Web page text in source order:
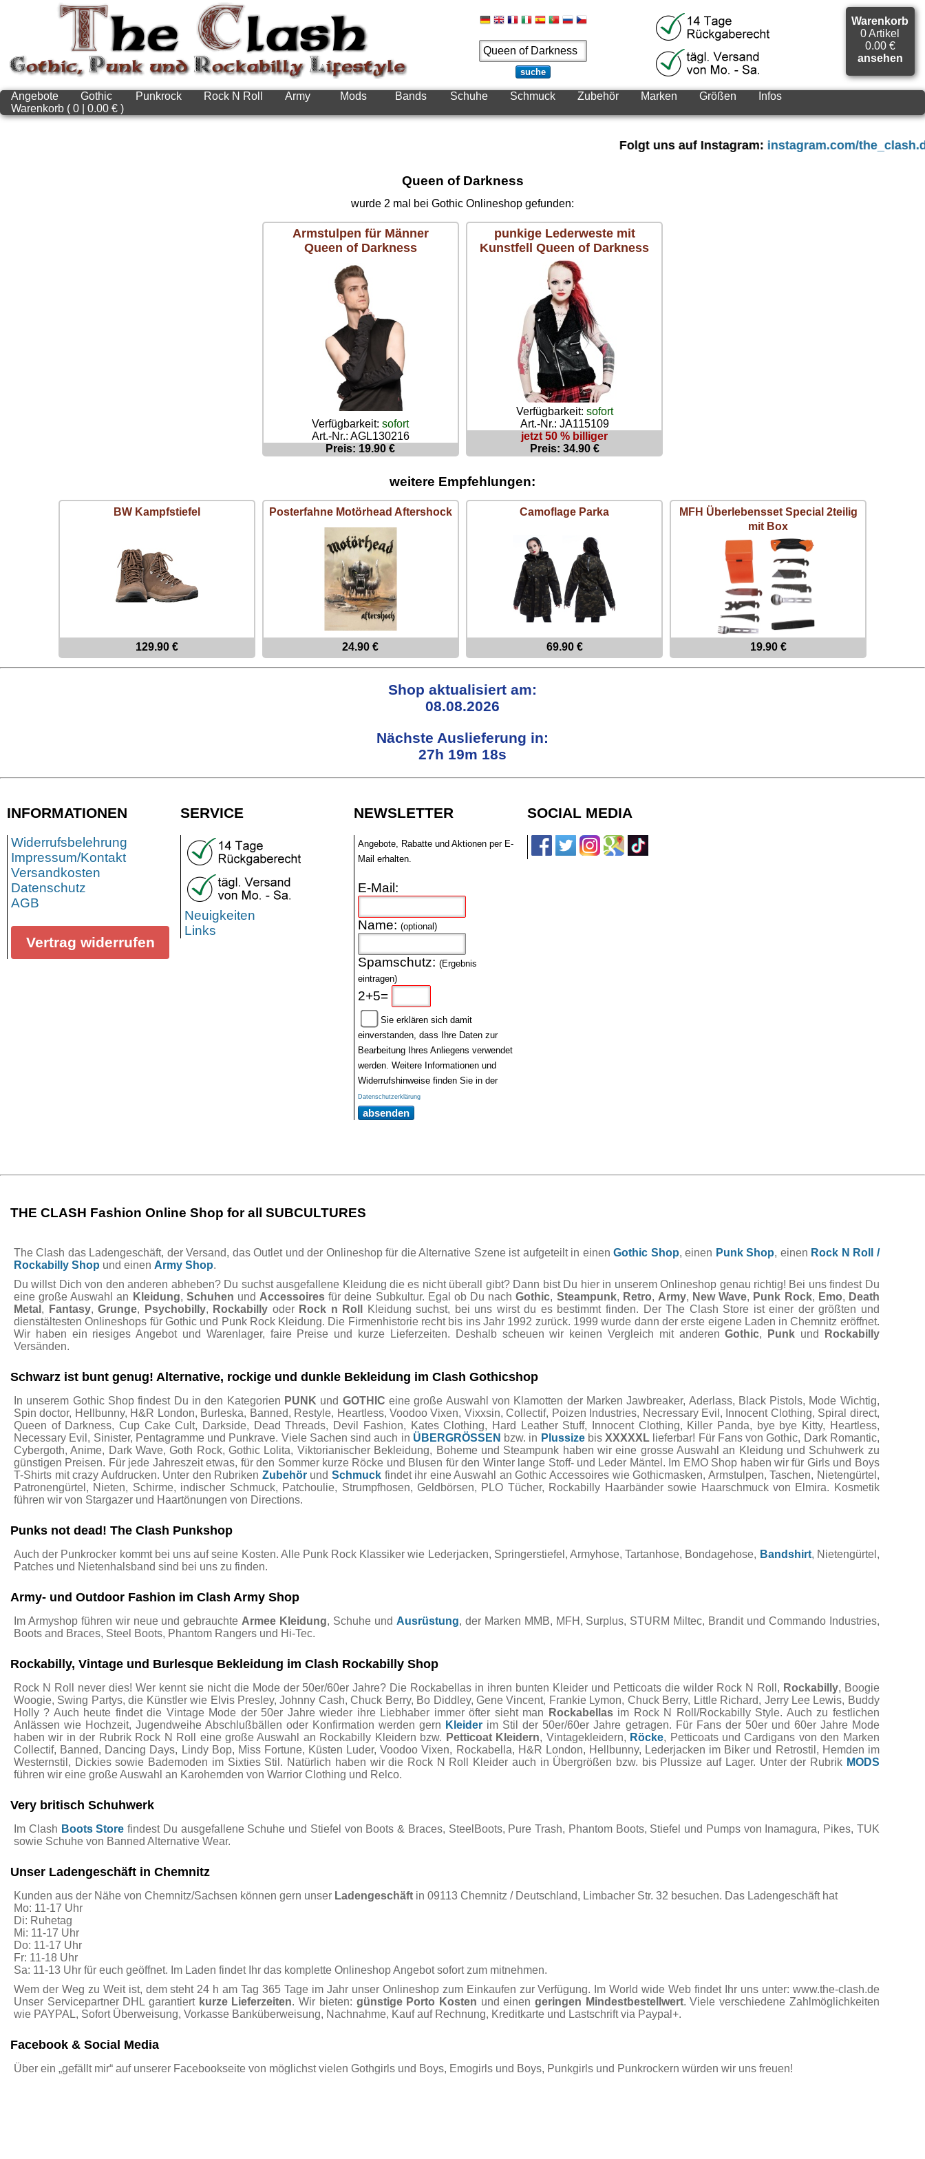
suche
Warenkorb
0 Artikel
0.00 €
ansehen
Angebote Gothic Punkrock Rock N Roll Army Mods Bands Schuhe Schmuck Zubehör Marken Größen
Infos
Warenkorb ( 0 | 0.00 € )
Folgt uns auf Instagram:instagram.com/the_clash.de
Queen of Darkness
wurde 2 mal bei Gothic Onlineshop gefunden:
Armstulpen für Männer
Queen of Darkness
Verfügbarkeit:sofort
Art.-Nr.: AGL130216
Preis: 19.90 €
punkige Lederweste mit
Kunstfell Queen of Darkness
Verfügbarkeit: sofort
Art.-Nr.: JA115109
jetzt 50 % billiger
Preis: 34.90 €
weitere Empfehlungen:
BW Kampfstiefel
129.90 €
Posterfahne Motörhead Aftershock
24.90 €
Camoflage Parka
69.90 €
MFH Überlebensset Special 2teilig
mit Box
19.90 €
Shop aktualisiert am:
08.08.2026
Nächste Auslieferung in:
27h 19m 17s
INFORMATIONEN
Widerrufsbelehrung
Impressum/Kontakt
Versandkosten
Datenschutz
AGB
Vertrag widerrufen
SERVICE
Neuigkeiten
Links
NEWSLETTER
Angebote, Rabatte und Aktionen per E-
Mail erhalten.
E-Mail:
Name: (optional)
Spamschutz: (Ergebnis
eintragen)
2+5=
Sie erklären sich damit
einverstanden, dass Ihre Daten zur
Bearbeitung Ihres Anliegens verwendet
werden. Weitere Informationen und
Widerrufshinweise finden Sie in der
Datenschutzerklärung
absenden
SOCIAL MEDIA
THE CLASH Fashion Online Shop for all SUBCULTURES
The Clash das Ladengeschäft, der Versand, das Outlet und der Onlineshop für die Alternative Szene ist aufgeteilt in einenGothic Shop, einen Punk Shop, einen Rock N Roll /
Rockabilly Shop und einen Army Shop.
Du willst Dich von den anderen abheben? Du suchst ausgefallene Kleidung die es nicht überall gibt? Dann bist Du hier in unserem Onlineshop genau richtig! Bei uns findest Du
eine große Auswahl an Kleidung, Schuhen und Accessoires für deine Subkultur. Egal ob Du nachGothic, Steampunk, Retro, Army, New Wave, Punk Rock, Emo, Death
Metal , Fantasy,Grunge, Psychobilly, Rockabilly oder Rock n Roll
Kleidung suchst, bei uns wirst du es bestimmt finden. Der The Clash Store ist einer der größten und
dienstältesten Onlineshops für Gothic und Punk Rock Kleidung. Die Firmenhistorie recht bis ins Jahr 1992 zurück. 1999 wurde dann der erste eigene Laden in Chemnitz eröffnet.
Wir haben ein riesiges Angebot und Warenlager, faire Preise und kurze Lieferzeiten. Deshalb scheuen wir keinen Vergleich mit anderenGothic, Punk und
Rockabilly
Versänden.
Schwarz ist bunt genug! Alternative, rockige und dunkle Bekleidung im Clash Gothicshop
In unserem Gothic Shop findest Du in den Kategorien PUNK und GOTHIC eine große Auswahl von Klamotten der Marken Jawbreaker, Aderlass, Black Pistols, Mode Wichtig,
Spin doctor, Hellbunny, H&R London, Burleska, Banned, Restyle, Heartless, Voodoo Vixen, Vixxsin, Collectif, Poizen Industries, Necressary Evil, Innocent Clothing, Spiral direct,
Queen of Darkness, Cup Cake Cult, Darkside, Dead Threads, Devil Fashion, Kates Clothing, Hard Leather Stuff, Innocent Clothing, Killer Panda, bye bye Kitty, Heartless,
Necessary Evil, Sinister, Pentagramme und Punkrave. Viele Sachen sind auch in ÜBERGRÖSSEN bzw. in PlussizebisXXXXXL lieferbar! Für Fans von Gothic, Dark Romantic,
Cybergoth, Anime, Dark Wave, Goth Rock, Gothic Lolita, Viktorianischer Bekleidung, Boheme und Steampunk haben wir eine grosse Auswahl an Kleidung und Schuhwerk zu
günstigen Preisen. Für jede Jahreszeit etwas, für den Sommer kurze Röcke und Blusen für den Winter lange Stoff- und Leder Mäntel. Im EMO Shop haben wir für Girls und Boys
T-Shirts mit crazy Aufdrucken. Unter den Rubriken ZubehörundSchmuck findet ihr eine Auswahl an Gothic Accessoires wie Gothicmasken, Armstulpen, Taschen, Nietengürtel,
Patronengürtel, Nieten, Schirme, indischer Schmuck, Patchoulie, Strumpfhosen, Geldbörsen, PLO Tücher, Rockabilly Haarbänder sowie Haarschmuck von Elmira. Kosmetik
führen wir von Stargazer und Haartönungen von Directions.
Punks not dead! The Clash Punkshop
Auch der Punkrocker kommt bei uns auf seine Kosten. Alle Punk Rock Klassiker wie Lederjacken, Springerstiefel, Armyhose, Tartanhose, Bondagehose, Bandshirt, Nietengürtel,
Patches und Nietenhalsband sind bei uns zu finden.
Army- und Outdoor Fashion im Clash Army Shop
Im Armyshop führen wir neue und gebrauchte Armee Kleidung, Schuhe und Ausrüstung, der Marken MMB, MFH, Surplus, STURM Miltec, Brandit und Commando Industries,
Boots and Braces, Steel Boots, Phantom Rangers und Hi-Tec.
Rockabilly, Vintage und Burlesque Bekleidung im Clash Rockabilly Shop
Rock N Roll never dies! Wer kennt sie nicht die Mode der 50er/60er Jahre? Die Rockabellas in ihren bunten Kleider und Petticoats die wilder Rock N Roll, Rockabilly, Boogie
Woogie, Swing Partys, die Künstler wie Elvis Presley, Johnny Cash, Chuck Berry, Bo Diddley, Gene Vincent, Frankie Lymon, Chuck Berry, Little Richard, Jerry Lee Lewis, Buddy
Holly ? Auch heute findet die Vintage Mode der 50er Jahre wieder ihre Liebhaber immer öfter sieht man
Rockabellasim Rock N Roll/Rockabilly Style. Auch zu festlichen
Anlässen wie Hochzeit, Jugendweihe Abschlußbällen oder Konfirmation werden gern Kleider im Stil der 50er/60er Jahre getragen. Für Fans der 50er und 60er Jahre Mode
haben wir in der Rubrik Rock N Roll eine große Auswahl an Rockabilly Kleidern bzw. Petticoat Kleidern, Vintagekleidern, Röcke, Petticoats und Cardigans von den Marken
Collectif, Banned, Dancing Days, Lindy Bop, Miss Fortune, Küsten Luder, Voodoo Vixen, Rockabella, H&R London, Hellbunny, Lederjacken im Biker und Retrostil, Hemden im
Westernstil, Dickies sowie Bademoden im Sixties Stil. Natürlich haben wir die Rock N Roll Kleider auch in Übergrößen bzw. bis Plussize auf Lager. Unter der Rubrik MODS
führen wir eine große Auswahl an Karohemden von Warrior Clothing und Relco.
Very britisch Schuhwerk
Im Clash Boots Store findest Du ausgefallene Schuhe und Stiefel von Boots & Braces, SteelBoots, Pure Trash, Phantom Boots, Stiefel und Pumps von Inamagura, Pikes, TUK
sowie Schuhe von Banned Alternative Wear.
Unser Ladengeschäft in Chemnitz
Kunden aus der Nähe von Chemnitz/Sachsen können gern unser Ladengeschäft in 09113 Chemnitz / Deutschland, Limbacher Str. 32 besuchen. Das Ladengeschäft hat
Mo: 11-17 Uhr
Di: Ruhetag
Mi: 11-17 Uhr
Do: 11-17 Uhr
Fr: 11-18 Uhr
Sa: 11-13 Uhr für euch geöffnet. Im Laden findet Ihr das komplette Onlineshop Angebot sofort zum mitnehmen.
Wem der Weg zu Weit ist, dem steht 24 h am Tag 365 Tage im Jahr unser Onlineshop zum Einkaufen zur Verfügung. Im World wide Web findet Ihr uns unter: www.the-clash.de
Unser Servicepartner DHL garantiert kurze Lieferzeiten. Wir bieten: günstige Porto Kosten und einengeringen Mindestbestellwert. Viele verschiedene Zahlmöglichkeiten
wie PAYPAL, Sofort Überweisung, Vorkasse Banküberweisung, Nachnahme, Kauf auf Rechnung, Kreditkarte und Lastschrift via Paypal+.
Facebook & Social Media
Über ein „gefällt mir“ auf unserer Facebookseite von möglichst vielen Gothgirls und Boys, Emogirls und Boys, Punkgirls und Punkrockern würden wir uns freuen!